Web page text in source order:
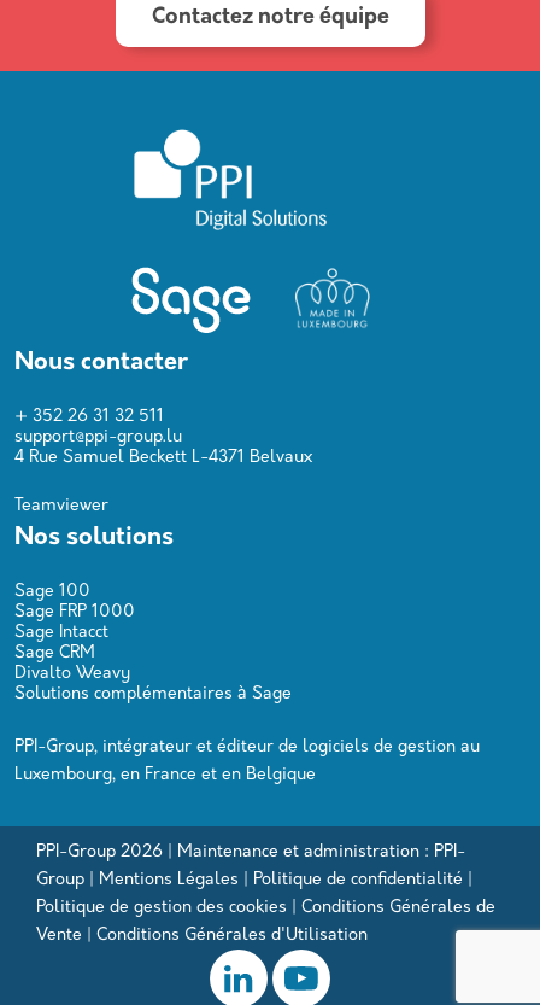
Contactez notre équipe
Nous contacter
+ 352 26 31 32 511
support@ppi-group.lu
4 Rue Samuel Beckett L-4371 Belvaux
Teamviewer
Nos solutions
Sage 100
Sage FRP 1000
Sage Intacct
Sage CRM
Divalto Weavy
Solutions complémentaires à Sage
PPI-Group, intégrateur et éditeur de logiciels de gestion au
Luxembourg, en France et en Belgique
PPI-Group 2026 | Maintenance et administration : PPI-
Group | Mentions Légales Politique de confidentialité
Politique de gestion des cookies
Conditions Générales de
Vente
Conditions Générales d'Utilisation